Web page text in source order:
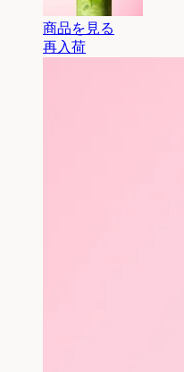
商品を見る
再入荷